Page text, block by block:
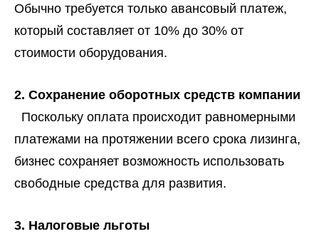
Обычно требуется только авансовый платеж,
который составляет от 10% до 30% от
стоимости оборудования.
2. Сохранение оборотных средств компании
Поскольку оплата происходит равномерными
платежами на протяжении всего срока лизинга,
бизнес сохраняет возможность использовать
свободные средства для развития.
3. Налоговые льготы